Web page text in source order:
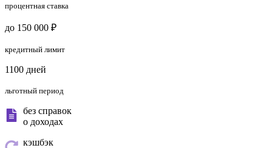
процентная ставка
до 150 000 ₽
кредитный лимит
1100 дней
льготный период
без справок
о доходах
кэшбэк